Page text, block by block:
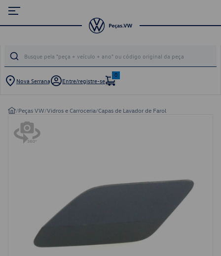
Nova Serrana Entre/registre-se
0
/Peças VW/Vidros e Carroceria/Capas de Lavador de Farol